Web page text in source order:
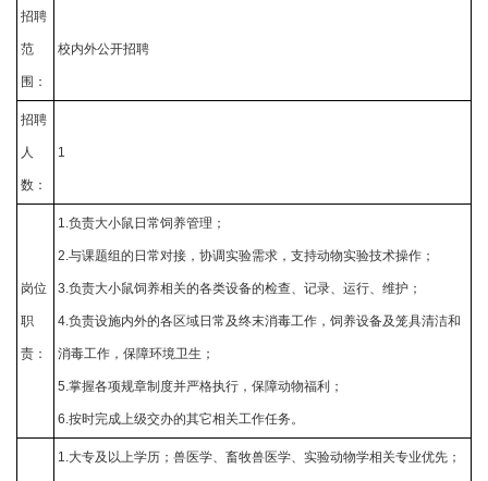
招聘
范
围：
校内外公开招聘
招聘
人
数：
1
岗位
职
责：
1.负责大小鼠日常饲养管理；
2.与课题组的日常对接，协调实验需求，支持动物实验技术操作；
3.负责大小鼠饲养相关的各类设备的检查、记录、运行、维护；
4.负责设施内外的各区域日常及终末消毒工作，饲养设备及笼具清洁和
消毒工作，保障环境卫生；
5.掌握各项规章制度并严格执行，保障动物福利；
6.按时完成上级交办的其它相关工作任务。
1.大专及以上学历；兽医学、畜牧兽医学、实验动物学相关专业优先；